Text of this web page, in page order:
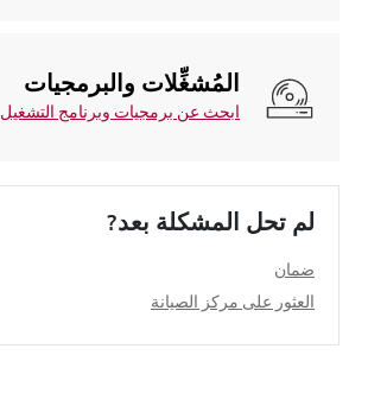
المُشغِّلات والبرمجيات
ابحث عن برمجيات وبرنامج التشغيل
لم تحل المشكلة بعد?
ضمان
العثور على مركز الصيانة